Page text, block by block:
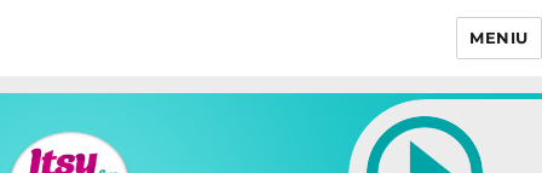
MENIU